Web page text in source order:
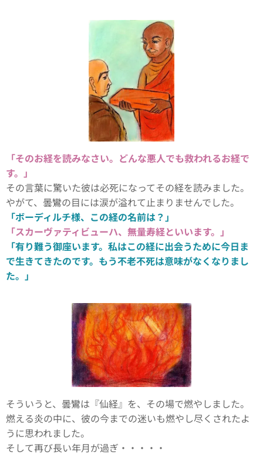
「そのお経を読みなさい。どんな悪人でも救われるお経で
す。」
その言葉に驚いた彼は必死になってその経を読みました。
やがて、曇鸞の目には涙が溢れて止まりませんでした。
「ボーディルチ様、この経の名前は？」
「スカーヴァティビューハ、無量寿経といいます。」
「有り難う御座います。私はこの経に出会うために今日ま
で生きてきたのです。もう不老不死は意味がなくなりまし
た。」
そういうと、曇鸞は『仙経』を、その場で燃やしました。
燃える炎の中に、彼の今までの迷いも燃やし尽くされたよ
うに思われました。
そして再び長い年月が過ぎ・・・・・